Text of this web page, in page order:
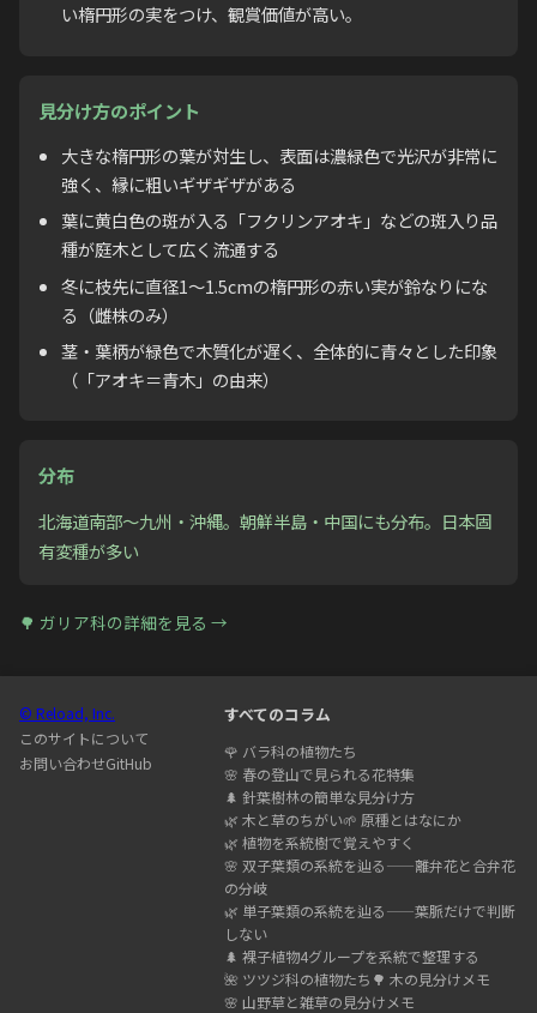
い楕円形の実をつけ、観賞価値が高い。
見分け方のポイント
大きな楕円形の葉が対生し、表面は濃緑色で光沢が非常に
強く、縁に粗いギザギザがある
葉に黄白色の斑が入る「フクリンアオキ」などの斑入り品
種が庭木として広く流通する
冬に枝先に直径1〜1.5cmの楕円形の赤い実が鈴なりにな
る（雌株のみ）
茎・葉柄が緑色で木質化が遅く、全体的に青々とした印象
（「アオキ＝青木」の由来）
分布
北海道南部〜九州・沖縄。朝鮮半島・中国にも分布。日本固
有変種が多い
🌳 ガリア科の詳細を見る →
© Reload, Inc.
このサイトについて
お問い合わせGitHub
すべてのコラム
🌹 バラ科の植物たち
🌸 春の登山で見られる花特集
🌲 針葉樹林の簡単な見分け方
🌿 木と草のちがい🌱 原種とはなにか
🌿 植物を系統樹で覚えやすく
🌸 双子葉類の系統を辿る——離弁花と合弁花
の分岐
🌿 単子葉類の系統を辿る——葉脈だけで判断
しない
🌲 裸子植物4グループを系統で整理する
🌺 ツツジ科の植物たち 🌳 木の見分けメモ
🌸 山野草と雑草の見分けメモ